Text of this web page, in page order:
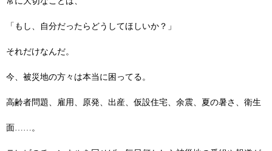
「もし、自分だったらどうしてほしいか？」
それだけなんだ。
今、被災地の方々は本当に困ってる。
高齢者問題、雇用、原発、出産、仮設住宅、余震、夏の暑さ、衛生
面……。